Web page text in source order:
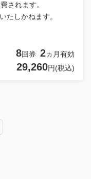
されます。
たしかねます。
8回券 2ヵ月有効
29,260円(税込)